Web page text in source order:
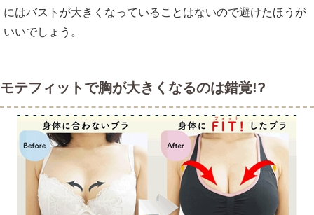
にはバストが大きくなっていることはないので避けたほうが
いいでしょう。
モテフィットで胸が大きくなるのは錯覚!?